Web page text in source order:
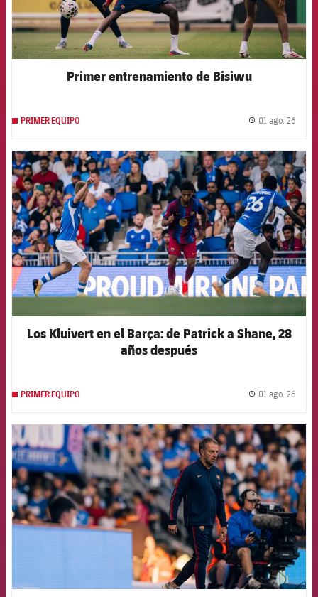
Primer entrenamiento de Bisiwu
PRIMER EQUIPO 01 ago. 26
FCB Barcelona badge
Los Kluivert en el Barça: de Patrick a Shane, 28
años después
PRIMER EQUIPO 01 ago. 26
FCB Barcelona badge